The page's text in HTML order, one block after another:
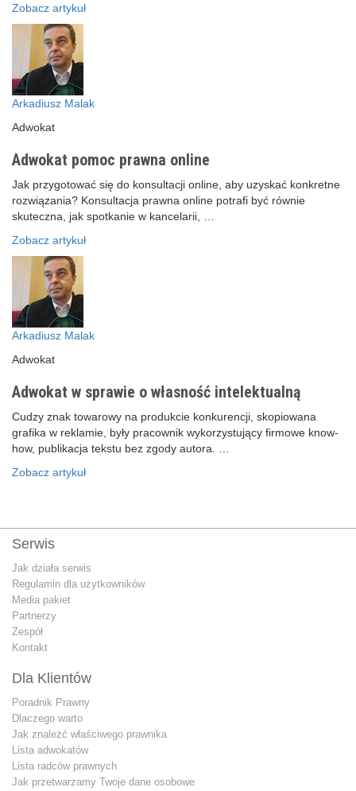
Zobacz artykuł
Arkadiusz Malak
Adwokat
Adwokat pomoc prawna online
Jak przygotować się do konsultacji online, aby uzyskać konkretne
rozwiązania? Konsultacja prawna online potrafi być równie
skuteczna, jak spotkanie w kancelarii, …
Zobacz artykuł
Arkadiusz Malak
Adwokat
Adwokat w sprawie o własność intelektualną
Cudzy znak towarowy na produkcie konkurencji, skopiowana
grafika w reklamie, były pracownik wykorzystujący firmowe know-
how, publikacja tekstu bez zgody autora. …
Zobacz artykuł
Serwis
Jak działa serwis
Regulamin dla użytkowników
Media pakiet
Partnerzy
Zespół
Kontakt
Dla Klientów
Poradnik Prawny
Dlaczego warto
Jak znależć właściwego prawnika
Lista adwokatów
Lista radców prawnych
Jak przetwarzamy Twoje dane osobowe